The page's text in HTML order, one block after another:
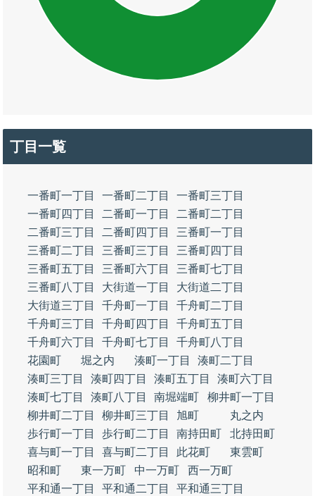
丁目一覧
一番町一丁目 一番町二丁目
一番町三丁目
一番町四丁目
二番町一丁目
二番町二丁目
二番町三丁目
二番町四丁目
三番町一丁目
三番町二丁目
三番町三丁目
三番町四丁目
三番町五丁目
三番町六丁目
三番町七丁目
三番町八丁目
大街道一丁目
大街道二丁目
大街道三丁目
千舟町一丁目
千舟町二丁目
千舟町三丁目
千舟町四丁目
千舟町五丁目
千舟町六丁目
千舟町七丁目
千舟町八丁目
花園町
堀之内 湊町一丁目
湊町二丁目
湊町三丁目
湊町四丁目 湊町五丁目
湊町六丁目
湊町七丁目
湊町八丁目 南堀端町
柳井町一丁目
柳井町二丁目
柳井町三丁目 旭町
丸之内
歩行町一丁目
歩行町二丁目 南持田町
北持田町
喜与町一丁目
喜与町二丁目 此花町
東雲町
昭和町
東一万町 中一万町
西一万町
平和通一丁目
平和通二丁目
平和通三丁目